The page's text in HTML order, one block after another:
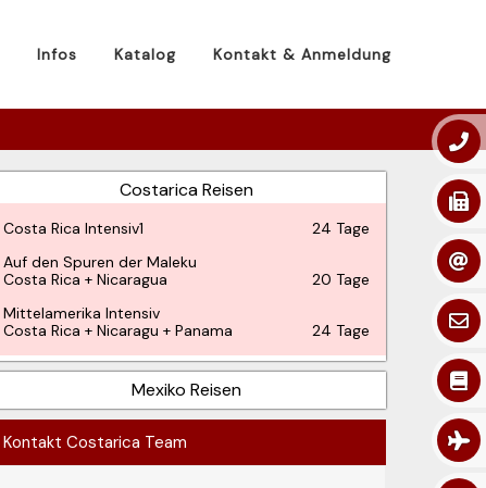
Infos Katalog Kontakt & Anmeldung
Costarica Reisen
Costa Rica Intensiv1
24 Tage
Auf den Spuren der Maleku
Costa Rica + Nicaragua
20 Tage
Mittelamerika Intensiv
Costa Rica + Nicaragu + Panama
24 Tage
Mexiko Reisen
Kontakt Costarica Team